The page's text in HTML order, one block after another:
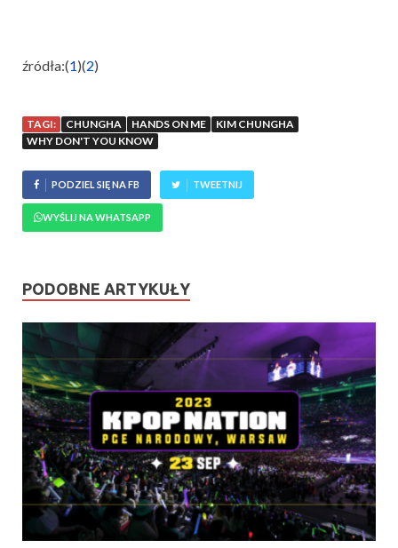
źródła:(1)(2)
TAGI: CHUNGHA HANDS ON ME
KIM CHUNGHA
WHY DON'T YOU KNOW
PODZIEL SIĘ NA FB TWEETNIJ
WYŚLIJ NA WHATSAPP
PODOBNE ARTYKUŁY